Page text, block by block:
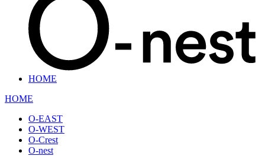
HOME
HOME
O-EAST
O-WEST
O-Crest
O-nest